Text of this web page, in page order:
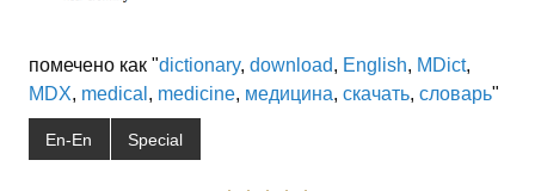
помечено как "dictionary, download, English, MDict,
MDX, medical , medicine, медицина, скачать, словарь"
En-En Special